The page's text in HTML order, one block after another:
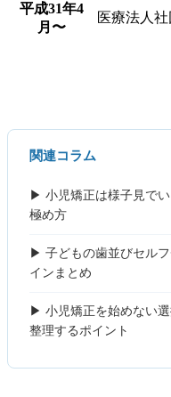
平成31年4
月〜
医療法人
関連コラム
▶ 小児矯正は様子見で
極め方
▶ 子どもの歯並びセル
インまとめ
▶ 小児矯正を始めない
整理するポイント